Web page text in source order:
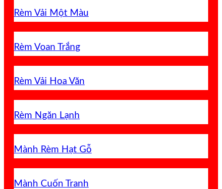
Rèm Vải Một Màu
Rèm Voan Trắng
Rèm Vải Hoa Văn
Rèm Ngăn Lạnh
Mành Rèm Hạt Gỗ
Mành Cuốn Tranh